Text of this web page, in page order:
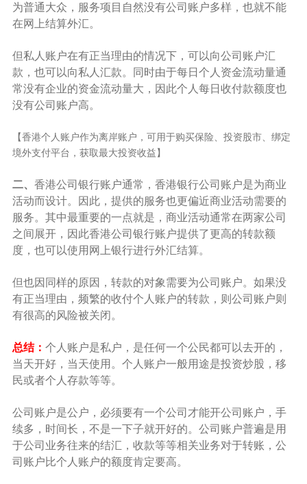
为普通大众，服务项目自然没有公司账户多样，也就不能
在网上结算外汇。
但私人账户在有正当理由的情况下，可以向公司账户汇
款，也可以向私人汇款。同时由于每日个人资金流动量通
常没有企业的资金流动量大，因此个人每日收付款额度也
没有公司账户高。
【香港个人账户作为离岸账户，可用于购买保险、投资股市、绑定
境外支付平台，获取最大投资收益】
二、 香港公司银行账户通常，香港银行公司账户是为商业
活动而设计。因此，提供的服务也更偏近商业活动需要的
服务。其中最重要的一点就是，商业活动通常在两家公司
之间展开，因此香港公司银行账户提供了更高的转款额
度，也可以使用网上银行进行外汇结算。
但也因同样的原因，转款的对象需要为公司账户。如果没
有正当理由，频繁的收付个人账户的转款，则公司账户则
有很高的风险被关闭。
总结： 个人账户是私户，是任何一个公民都可以去开的，
当天开好，当天使用。个人账户一般用途是投资炒股，移
民或者个人存款等等。
公司账户是公户，必须要有一个公司才能开公司账户，手
续多，时间长，不是一下子就开好的。公司账户普遍是用
于公司业务往来的结汇，收款等等相关业务对于转账，公
司账户比个人账户的额度肯定要高。